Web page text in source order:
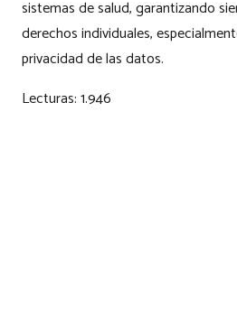
sistemas de salud, garantizando
derechos individuales,
privacidad de las datos.
Lecturas:1.946